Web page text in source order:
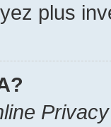
plus